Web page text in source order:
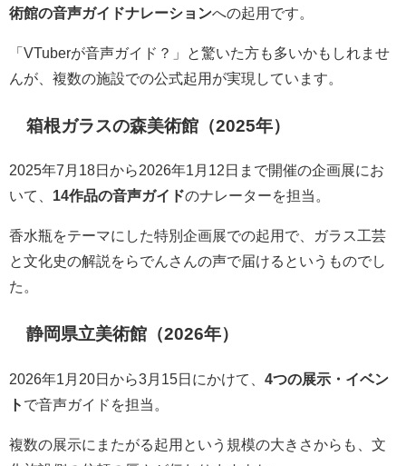
術館の音声ガイドナレーションへの起用です。
「VTuberが音声ガイド？」と驚いた方も多いかもしれませ
んが、複数の施設での公式起用が実現しています。
箱根ガラスの森美術館（2025年）
2025年7月18日から2026年1月12日まで開催の企画展にお
いて、 14作品の音声ガイドのナレーターを担当。
香水瓶をテーマにした特別企画展での起用で、ガラス工芸
と文化史の解説をらでんさんの声で届けるというものでし
た。
静岡県立美術館（2026年）
2026年1月20日から3月15日にかけて、 4つの展示・イベン
ト で音声ガイドを担当。
複数の展示にまたがる起用という規模の大きさからも、文